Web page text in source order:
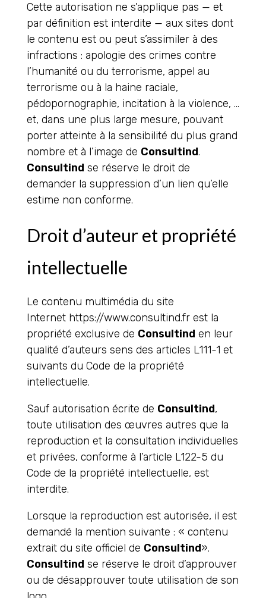
Cette autorisation ne s’applique pas — et
par définition est interdite — aux sites dont
le contenu est ou peut s’assimiler à des
infractions : apologie des crimes contre
l’humanité ou du terrorisme, appel au
terrorisme ou à la haine raciale,
pédopornographie, incitation à la violence, …
et, dans une plus large mesure, pouvant
porter atteinte à la sensibilité du plus grand
nombre et à l’image de Consultind.
Consultind se réserve le droit de
demander la suppression d’un lien qu’elle
estime non conforme.
Droit d’auteur et propriété
intellectuelle
Le contenu multimédia du site
Internet https://www.consultind.fr est la
propriété exclusive de Consultind en leur
qualité d’auteurs sens des articles L111-1 et
suivants du Code de la propriété
intellectuelle.
Sauf autorisation écrite de Consultind,
toute utilisation des œuvres autres que la
reproduction et la consultation individuelles
et privées, conforme à l’article L122-5 du
Code de la propriété intellectuelle, est
interdite.
Lorsque la reproduction est autorisée, il est
demandé la mention suivante : « contenu
extrait du site officiel de Consultind».
Consultind se réserve le droit d’approuver
ou de désapprouver toute utilisation de son